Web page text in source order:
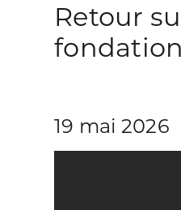
Retour
19 mai 2026